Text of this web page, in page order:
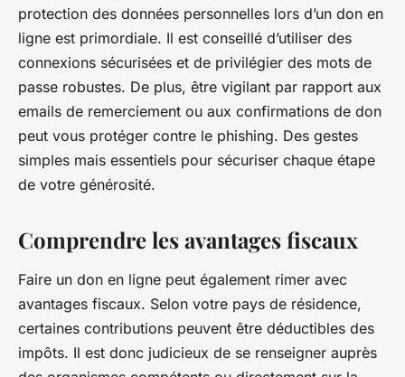
protection des données personnelles lors d’un don en
ligne est primordiale. Il est conseillé d’utiliser des
connexions sécurisées et de privilégier des mots de
passe robustes. De plus, être vigilant par rapport aux
emails de remerciement ou aux confirmations de don
peut vous protéger contre le phishing. Des gestes
simples mais essentiels pour sécuriser chaque étape
de votre générosité.
Comprendre les avantages fiscaux
Faire un don en ligne peut également rimer avec
avantages fiscaux. Selon votre pays de résidence,
certaines contributions peuvent être déductibles des
impôts. Il est donc judicieux de se renseigner auprès